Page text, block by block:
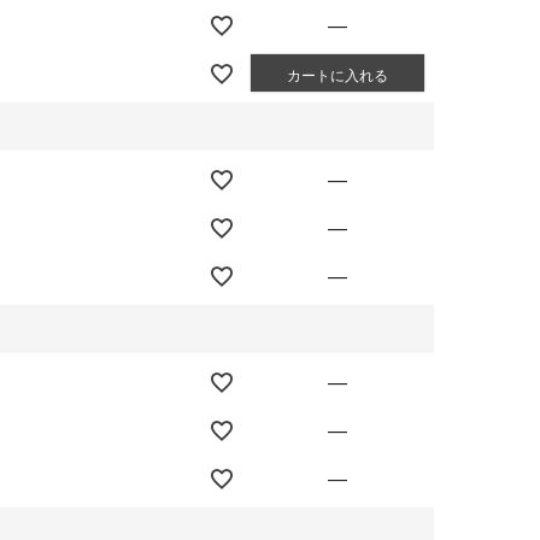
—
カートに入れる
—
—
—
—
—
—